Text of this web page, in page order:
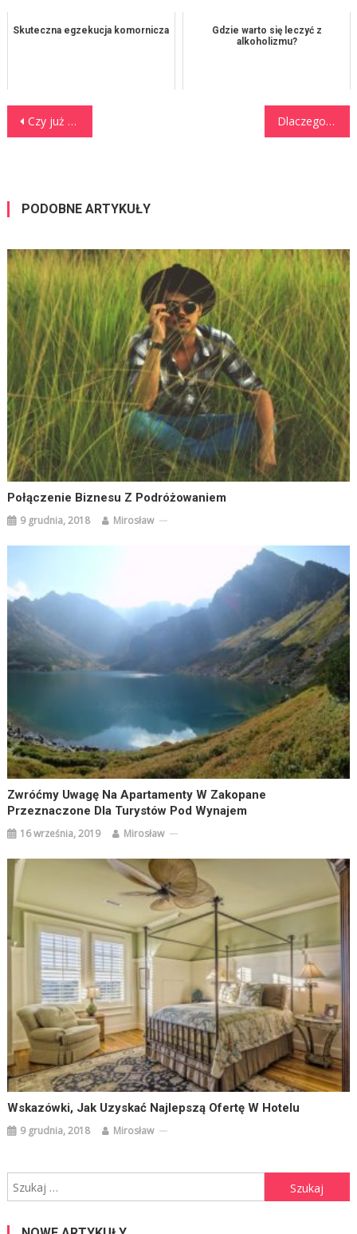
Skuteczna egzekucja komornicza
Gdzie warto się leczyć z
alkoholizmu?
Nawigacja wpisu
Czy już kiedyś bujałeś się na knocie? Dlaczego jeszcze nie wyposażyłeś odpowiednio swoich magazynów?
PODOBNE ARTYKUŁY
Połączenie Biznesu Z Podróżowaniem
9 grudnia, 2018 Mirosław
Zwróćmy Uwagę Na Apartamenty W Zakopane
Przeznaczone Dla Turystów Pod Wynajem
16 września, 2019 Mirosław
Wskazówki, Jak Uzyskać Najlepszą Ofertę W Hotelu
9 grudnia, 2018 Mirosław
Szukaj: